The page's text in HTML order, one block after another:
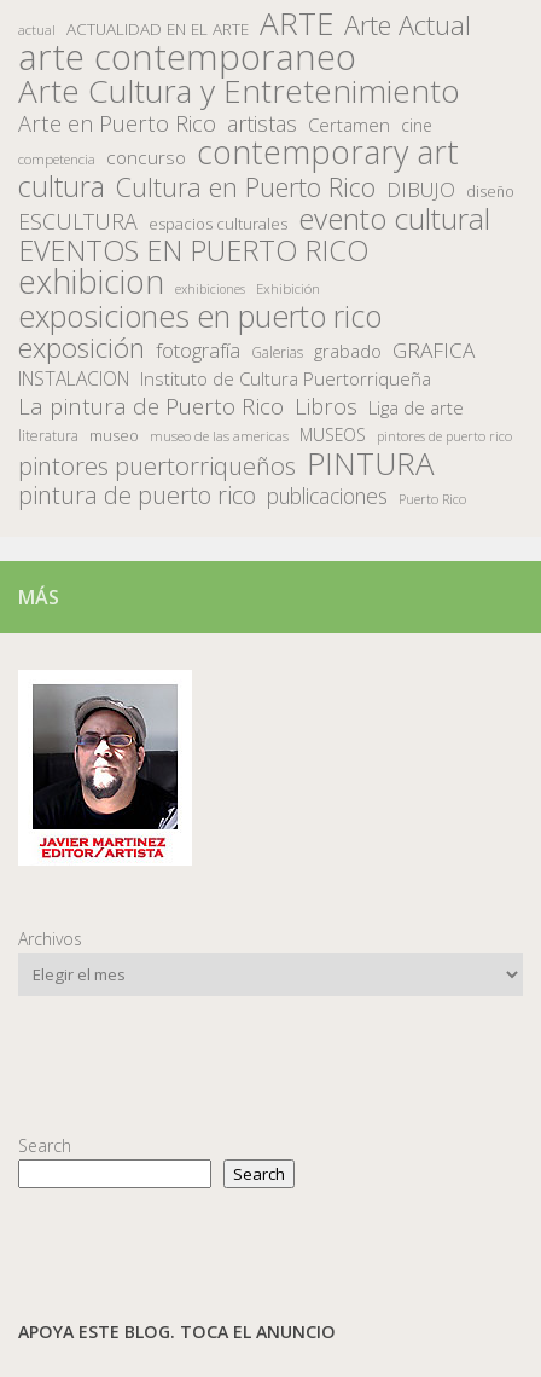
actual ACTUALIDAD EN EL ARTE ARTE Arte Actual
arte contemporaneo
Arte Cultura y Entretenimiento
Arte en Puerto Rico artistas Certamen cine
competencia concurso contemporary art
cultura Cultura en Puerto Rico DIBUJO diseño
ESCULTURA espacios culturales evento cultural
EVENTOS EN PUERTO RICO
exhibicion exhibiciones Exhibición
exposiciones en puerto rico
exposición fotografía Galerias grabado GRAFICA
INSTALACION Instituto de Cultura Puertorriqueña
La pintura de Puerto Rico Libros Liga de arte
literatura museo museo de las americas MUSEOS pintores de puerto rico
pintores puertorriqueños PINTURA
pintura de puerto rico publicaciones Puerto Rico
MÁS
Archivos
Search
Search
APOYA ESTE BLOG. TOCA EL ANUNCIO